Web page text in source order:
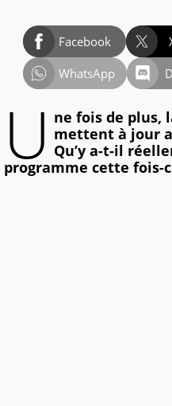
Facebook
WhatsApp
U ne fois de plus,
mettent à jour
Qu’y a-t-il
programme cette fois-